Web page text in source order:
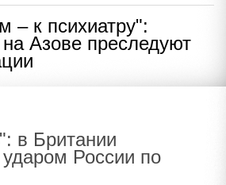
– к психиатру":
Азове преследуют
в Британии
России по